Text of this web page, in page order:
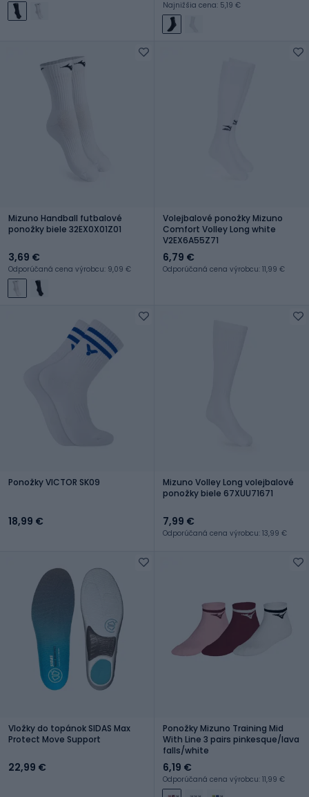
Najnižšia cena: 5,19 €
Mizuno Handball futbalové
ponožky biele 32EX0X01Z01
3,69 €
Odporúčaná cena výrobcu: 9,09 €
Volejbalové ponožky Mizuno
Comfort Volley Long white
V2EX6A55Z71
6,79 €
Odporúčaná cena výrobcu: 11,99 €
Ponožky VICTOR SK09
18,99 €
Mizuno Volley Long volejbalové
ponožky biele 67XUU71671
7,99 €
Odporúčaná cena výrobcu: 13,99 €
Vložky do topánok SIDAS Max
Protect Move Support
22,99 €
Ponožky Mizuno Training Mid
With Line 3 pairs pinkesque/lava
falls/white
6,19 €
Odporúčaná cena výrobcu: 11,99 €